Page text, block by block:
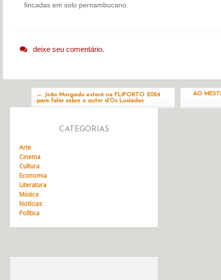
fincadas em solo pernambucano.
deixe seu comentário.
←
João Morgado estará na FLIPORTO 2024
para falar sobre o autor d’Os Lusíadas
AO
CATEGORIAS
Arte
Cinema
Cultura
Economia
Literatura
Música
Notícias
Política